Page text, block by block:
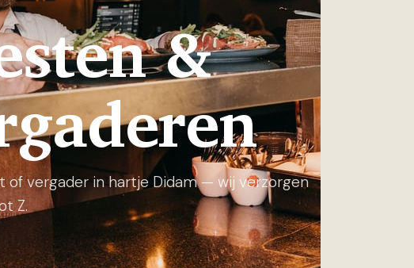
&
of vergader in hartje Didam — wij verzorgen
Z.